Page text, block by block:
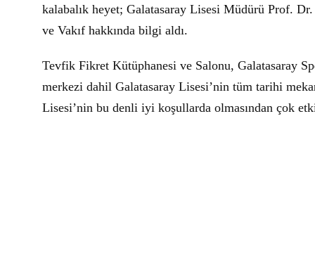
kalabalık heyet; Galatasaray Lisesi Müdürü Prof.
ve Vakıf hakkında bilgi aldı.
Tevfik Fikret Kütüphanesi ve Salonu, Galatasaray
merkezi dahil Galatasaray Lisesi’nin tüm tarihi
Lisesi’nin bu denli iyi koşullarda olmasından çok